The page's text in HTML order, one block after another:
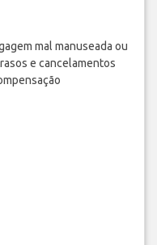
mal manuseada ou
e cancelamentos